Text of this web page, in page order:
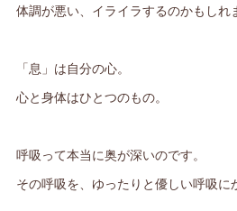
体調が悪い、イライラするのかもし
「息」は自分の心。
心と身体はひとつのもの。
呼吸って本当に奥が深いのです。
その呼吸を、ゆったりと優しい呼吸に